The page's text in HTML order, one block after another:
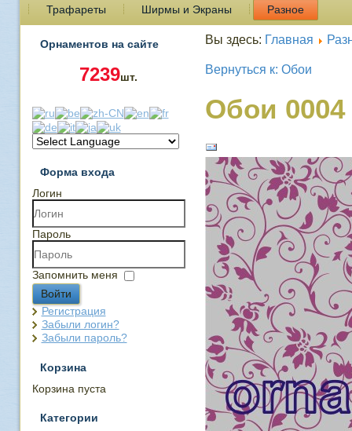
Трафареты
Ширмы и Экраны Разное
Орнаментов на сайте
7239шт.
Форма входа
Логин
Пароль
Запомнить меня
Войти
Регистрация
Забыли логин?
Забыли пароль?
Корзина
Корзина пуста
Категории
Вы здесь: Главная
Вернуться к: Обои
Обои 0004